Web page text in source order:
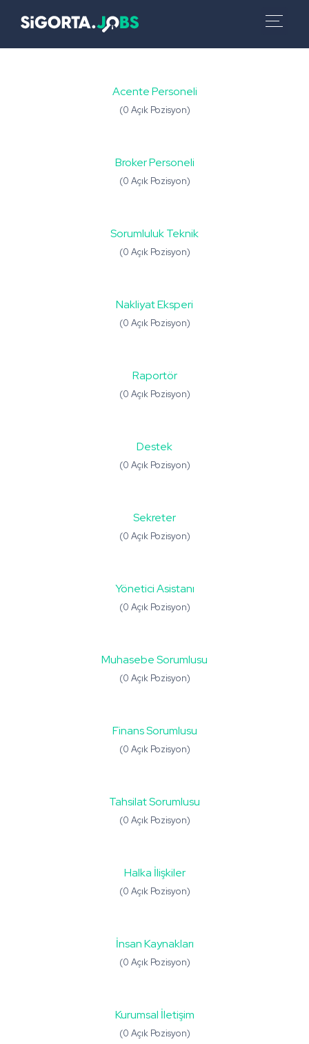
Acente Personeli
(0 Açık Pozisyon)
Broker Personeli
(0 Açık Pozisyon)
Sorumluluk Teknik
(0 Açık Pozisyon)
Nakliyat Eksperi
(0 Açık Pozisyon)
Raportör
(0 Açık Pozisyon)
Destek
(0 Açık Pozisyon)
Sekreter
(0 Açık Pozisyon)
Yönetici Asistanı
(0 Açık Pozisyon)
Muhasebe Sorumlusu
(0 Açık Pozisyon)
Finans Sorumlusu
(0 Açık Pozisyon)
Tahsilat Sorumlusu
(0 Açık Pozisyon)
Halka İlişkiler
(0 Açık Pozisyon)
İnsan Kaynakları
(0 Açık Pozisyon)
Kurumsal İletişim
(0 Açık Pozisyon)